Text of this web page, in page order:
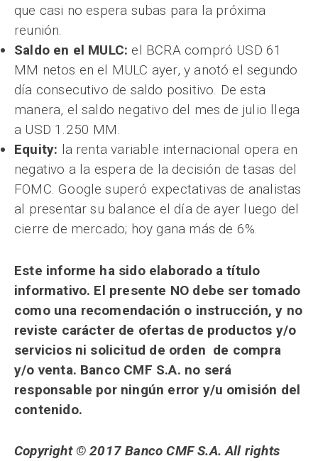
que casi no espera subas para la próxima
reunión.
Saldo en el MULC: el BCRA compró USD 61
MM netos en el MULC ayer, y anotó el segundo
día consecutivo de saldo positivo. De esta
manera, el saldo negativo del mes de julio llega
a USD 1.250 MM.
Equity: la renta variable internacional opera en
negativo a la espera de la decisión de tasas del
FOMC. Google superó expectativas de analistas
al presentar su balance el día de ayer luego del
cierre de mercado; hoy gana más de 6%.
Este informe ha sido elaborado a título
informativo. El presente NO debe ser tomado
como una recomendación o instrucción, y no
reviste carácter de ofertas de productos y/o
servicios ni solicitud de orden de compra
y/o venta. Banco CMF S.A. no será
responsable por ningún error y/u omisión del
contenido.
Copyright © 2017 Banco CMF S.A. All rights